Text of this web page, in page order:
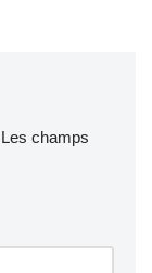
Les champs